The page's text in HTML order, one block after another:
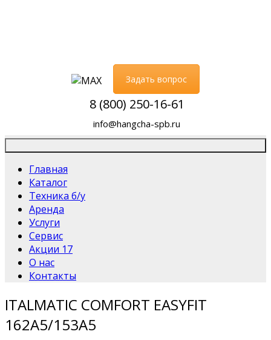
Задать вопрос
8 (800) 250-16-61
info@hangcha-spb.ru
Главная
Каталог
Техника б/у
Аренда
Услуги
Сервис
Акции 17
О нас
Контакты
ITALMATIC COMFORT EASYFIT
162A5/153A5